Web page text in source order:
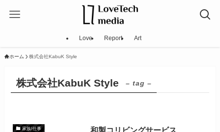
Love Report Art
ホーム 株式会社KabuK Style
株式会社KabuK Style – tag –
家族/仕事